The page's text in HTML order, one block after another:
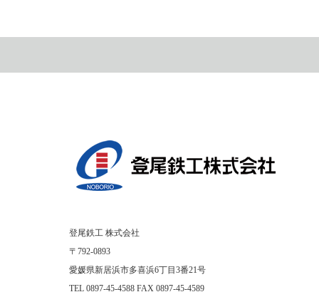
登尾鉄工 株式会社
〒792-0893
愛媛県新居浜市多喜浜6丁目3番21号
TEL 0897-45-4588 FAX 0897-45-4589